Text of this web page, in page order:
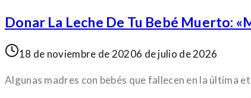
Donar La Leche De Tu Bebé Muerto:
18 de noviembre de 20206 de julio de 2026
Algunas madres con bebés que fallecen en la última